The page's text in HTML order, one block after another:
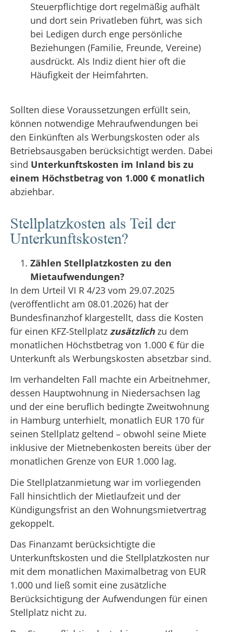
Steuerpflichtige dort regelmäßig aufhält
und dort sein Privatleben führt, was sich
bei Ledigen durch enge persönliche
Beziehungen (Familie, Freunde, Vereine)
ausdrückt. Als Indiz dient hier oft die
Häufigkeit der Heimfahrten.
Sollten diese Voraussetzungen erfüllt sein,
können notwendige Mehraufwendungen bei
den Einkünften als Werbungskosten oder als
Betriebsausgaben berücksichtigt werden. Dabei
sind Unterkunftskosten im Inland bis zu
einem Höchstbetrag von 1.000 € monatlich
abziehbar.
Stellplatzkosten als Teil der
Unterkunftskosten?
Zählen Stellplatzkosten zu den
Mietaufwendungen?
In dem Urteil VI R 4/23 vom 29.07.2025
(veröffentlicht am 08.01.2026) hat der
Bundesfinanzhof klargestellt, dass die Kosten
für einen KFZ-Stellplatz zusätzlichzu dem
monatlichen Höchstbetrag von 1.000 € für die
Unterkunft als Werbungskosten absetzbar sind.
Im verhandelten Fall machte ein Arbeitnehmer,
dessen Hauptwohnung in Niedersachsen lag
und der eine beruflich bedingte Zweitwohnung
in Hamburg unterhielt, monatlich EUR 170 für
seinen Stellplatz geltend – obwohl seine Miete
inklusive der Mietnebenkosten bereits über der
monatlichen Grenze von EUR 1.000 lag.
Die Stellplatzanmietung war im vorliegenden
Fall hinsichtlich der Mietlaufzeit und der
Kündigungsfrist an den Wohnungsmietvertrag
gekoppelt.
Das Finanzamt berücksichtigte die
Unterkunftskosten und die Stellplatzkosten nur
mit dem monatlichen Maximalbetrag von EUR
1.000 und ließ somit eine zusätzliche
Berücksichtigung der Aufwendungen für einen
Stellplatz nicht zu.